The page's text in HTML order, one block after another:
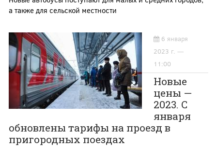
а также для сельской местности
6 января
2023 г. —
11:00
Новые
цены —
2023. С
января
обновлены тарифы на проезд в
пригородных поездах